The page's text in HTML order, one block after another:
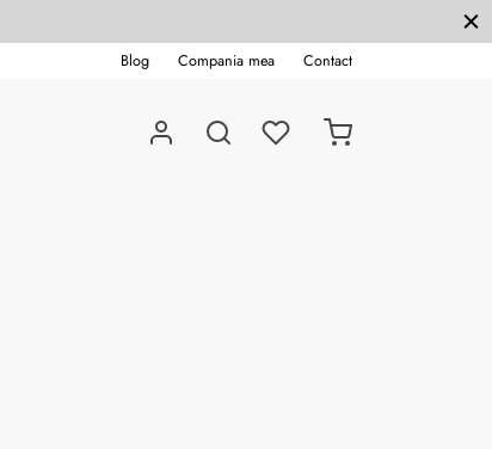
Blog Compania mea Contact